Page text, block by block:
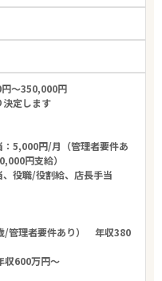
円～350,000円
定します
：5,000円/月（管理者要件あ
円支給）
、役職/役割給、店長手当
/管理者要件あり） 年収380
収600万円～